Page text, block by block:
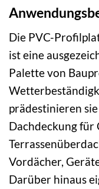
Die PVC-
ist eine
Palette von
prädestinieren
Dachdeckung für
Vordächer,
Darüber hinaus